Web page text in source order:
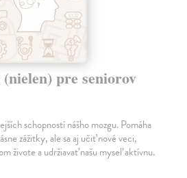
pre seniorov
schopností nášho mozgu. Pomáha
zážitky, ale sa aj učiť nové veci,
živote a udržiavať našu myseľ aktívnu.